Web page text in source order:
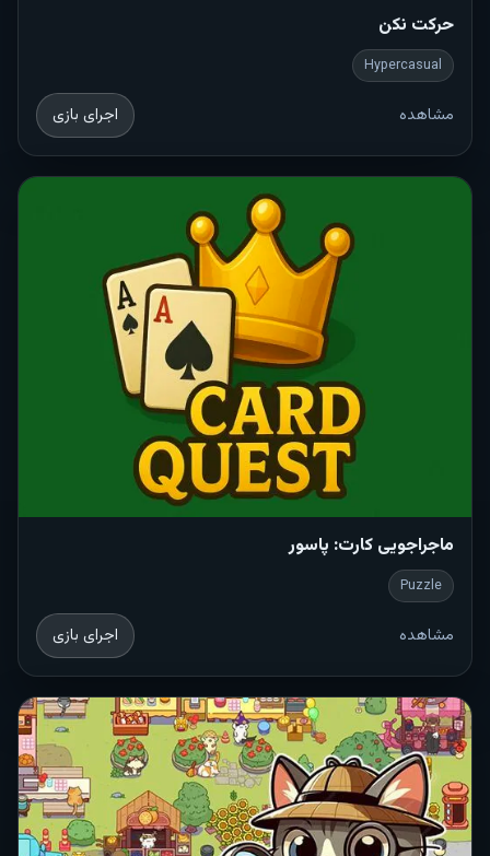
حرکت نکن
Hypercasual
مشاهده اجرای بازی
ماجراجویی کارت: پاسور
Puzzle
مشاهده اجرای بازی